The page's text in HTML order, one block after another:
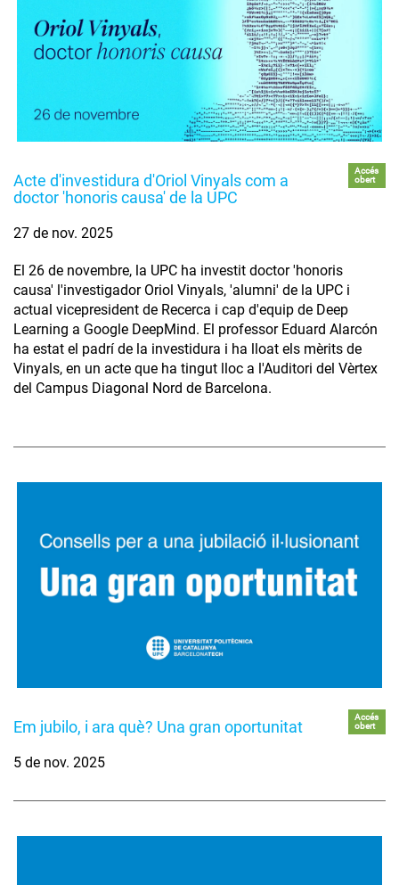
Acte d'investidura d'Oriol Vinyals com a
doctor 'honoris causa' de la UPC
Accés
obert
27 de nov. 2025
El 26 de novembre, la UPC ha investit doctor 'honoris
causa' l'investigador Oriol Vinyals, 'alumni' de la UPC i
actual vicepresident de Recerca i cap d'equip de Deep
Learning a Google DeepMind. El professor Eduard Alarcón
ha estat el padrí de la investidura i ha lloat els mèrits de
Vinyals, en un acte que ha tingut lloc a l'Auditori del Vèrtex
del Campus Diagonal Nord de Barcelona.
Em jubilo, i ara què? Una gran oportunitat
Accés
obert
5 de nov. 2025